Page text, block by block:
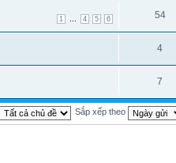
1 4 5 6 54
4
7
Sắp xếp theo